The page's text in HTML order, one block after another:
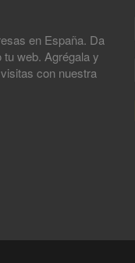
en España. Da
tu web. Agrégala y
con nuestra